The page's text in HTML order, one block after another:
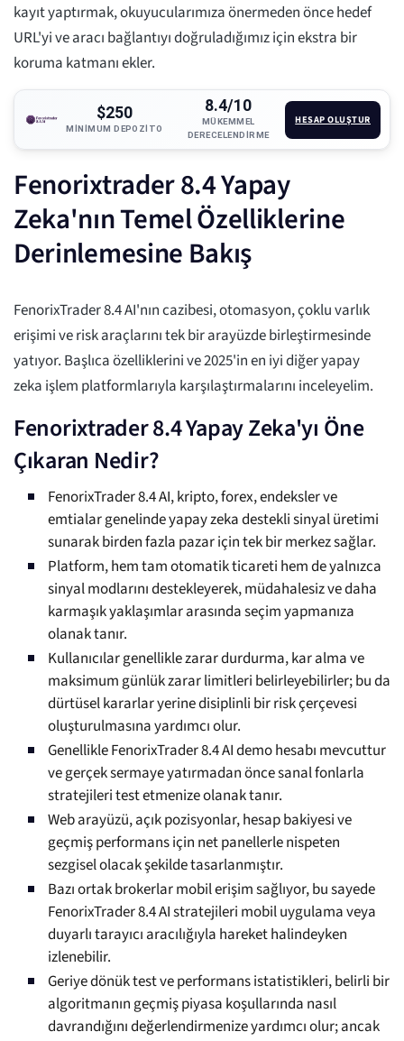
kayıt yaptırmak, okuyucularımıza önermeden önce hedef
URL'yi ve aracı bağlantıyı doğruladığımız için ekstra bir
koruma katmanı ekler.
$250
MINIMUM DEPOZITO
8.4/10
MÜKEMMEL
DERECELENDIRME
HESAP OLUŞTUR
Fenorixtrader 8.4 Yapay
Zeka'nın Temel Özelliklerine
Derinlemesine Bakış
FenorixTrader 8.4 AI'nın cazibesi, otomasyon, çoklu varlık
erişimi ve risk araçlarını tek bir arayüzde birleştirmesinde
yatıyor. Başlıca özelliklerini ve 2025'in en iyi diğer yapay
zeka işlem platformlarıyla karşılaştırmalarını inceleyelim.
Fenorixtrader 8.4 Yapay Zeka'yı Öne
Çıkaran Nedir?
FenorixTrader 8.4 AI, kripto, forex, endeksler ve
emtialar genelinde yapay zeka destekli sinyal üretimi
sunarak birden fazla pazar için tek bir merkez sağlar.
Platform, hem tam otomatik ticareti hem de yalnızca
sinyal modlarını destekleyerek, müdahalesiz ve daha
karmaşık yaklaşımlar arasında seçim yapmanıza
olanak tanır.
Kullanıcılar genellikle zarar durdurma, kar alma ve
maksimum günlük zarar limitleri belirleyebilirler; bu da
dürtüsel kararlar yerine disiplinli bir risk çerçevesi
oluşturulmasına yardımcı olur.
Genellikle FenorixTrader 8.4 AI demo hesabı mevcuttur
ve gerçek sermaye yatırmadan önce sanal fonlarla
stratejileri test etmenize olanak tanır.
Web arayüzü, açık pozisyonlar, hesap bakiyesi ve
geçmiş performans için net panellerle nispeten
sezgisel olacak şekilde tasarlanmıştır.
Bazı ortak brokerlar mobil erişim sağlıyor, bu sayede
FenorixTrader 8.4 AI stratejileri mobil uygulama veya
duyarlı tarayıcı aracılığıyla hareket halindeyken
izlenebilir.
Geriye dönük test ve performans istatistikleri, belirli bir
algoritmanın geçmiş piyasa koşullarında nasıl
davrandığını değerlendirmenize yardımcı olur; ancak